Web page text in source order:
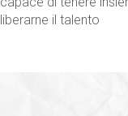
liberarne il talento